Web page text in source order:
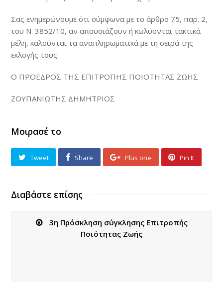
Σας ενημερώνουμε ότι σύμφωνα με το άρθρο 75, παρ. 2,
του N. 3852/10, αν απουσιάζουν ή κωλύονται τακτικά
μέλη, καλούνται τα αναπληρωματικά με τη σειρά της
εκλογής τους.
O ΠΡΟΕΔΡΟΣ ΤΗΣ ΕΠΙΤΡΟΠΗΣ ΠΟΙΟΤΗΤΑΣ ΖΩΗΣ
ΖΟΥΠΑΝΙΩΤΗΣ ΔΗΜΗΤΡΙΟΣ
Μοιρασέ το
Tweet Share Plus one Pin It
Διαβάστε επίσης
3η Πρόσκληση σύγκλησης Επιτροπής
Ποιότητας Ζωής